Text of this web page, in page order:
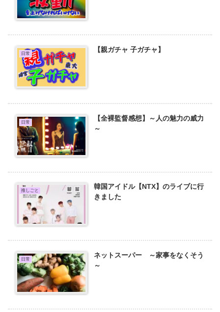
日常 【親ガチャ 子ガチャ】
日常
【全裸監督感想】～人の魅力の威力
～
推しごと
韓国アイドル【NTX】のライブに行
きました
日常
ネットスーパー ～家事をなくそう
～